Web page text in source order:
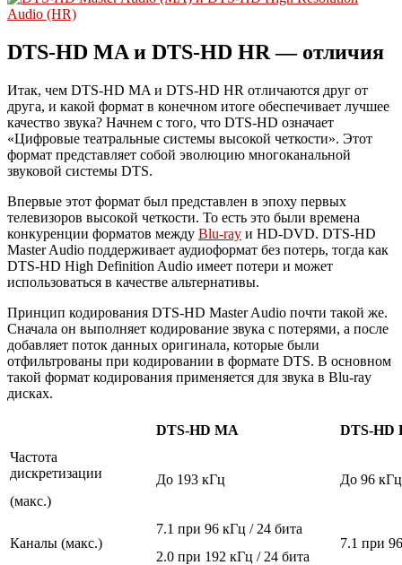
DTS-HD MA и DTS-HD HR — отличия
Итак, чем DTS-HD MA и DTS-HD HR отличаются друг от
друга, и какой формат в конечном итоге обеспечивает лучшее
качество звука? Начнем с того, что DTS-HD означает
«Цифровые театральные системы высокой четкости». Этот
формат представляет собой эволюцию многоканальной
звуковой системы DTS.
Впервые этот формат был представлен в эпоху первых
телевизоров высокой четкости. То есть это были времена
конкуренции форматов между Blu-ray и HD-DVD. DTS-HD
Master Audio поддерживает аудиоформат без потерь, тогда как
DTS-HD High Definition Audio имеет потери и может
использоваться в качестве альтернативы.
Принцип кодирования DTS-HD Master Audio почти такой же.
Сначала он выполняет кодирование звука с потерями, а после
добавляет поток данных оригинала, которые были
отфильтрованы при кодировании в формате DTS. В основном
такой формат кодирования применяется для звука в Blu-ray
дисках.
DTS-HD MA
DTS-HD
Частота
дискретизации
До 193 кГц
До 96 кГц
(макс.)
Каналы (макс.)
7.1 при 96 кГц / 24 бита
7.1 при
2.0 при 192 кГц / 24 бита